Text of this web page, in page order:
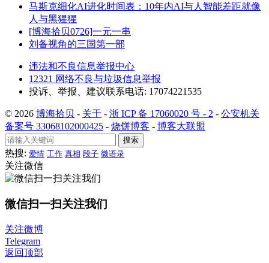
马斯克细化AI进化时间表：10年内AI与人智能差距就像
人与黑猩猩
[博海拾贝0726]一元一串
刘备视角的三国第一部
违法和不良信息举报中心
12321 网络不良与垃圾信息举报
投诉、举报、建议联系电话: 17074221535
© 2026 博海拾贝 - 关于 - 浙 ICP 备 17060020 号 - 2 - 公安机关
备案号 33068102000425 - 烧饼博客 - 博客大联盟
搜索
热搜: 爱情 工作 真相 段子 微语录
关注微信
微信扫一扫关注我们
关注微博
Telegram
返回顶部